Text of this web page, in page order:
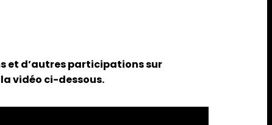
et d’autres participations sur
vidéo ci-dessous.